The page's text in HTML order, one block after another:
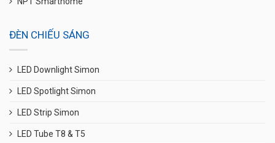
ĐÈN CHIẾU SÁNG
LED Downlight Simon
LED Spotlight Simon
LED Strip Simon
LED Tube T8 & T5